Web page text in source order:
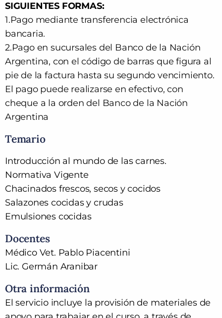
SIGUIENTES FORMAS:
1.Pago mediante transferencia electrónica
bancaria.
2.Pago en sucursales del Banco de la Nación
Argentina, con el código de barras que figura al
pie de la factura hasta su segundo vencimiento.
El pago puede realizarse en efectivo, con
cheque a la orden del Banco de la Nación
Argentina
Temario
Introducción al mundo de las carnes.
Normativa Vigente
Chacinados frescos, secos y cocidos
Salazones cocidas y crudas
Emulsiones cocidas
Docentes
Médico Vet. Pablo Piacentini
Lic. Germán Aranibar
Otra información
El servicio incluye la provisión de materiales de